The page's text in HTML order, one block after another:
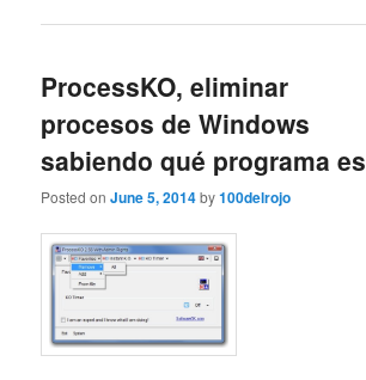
ProcessKO, eliminar
procesos de Windows
sabiendo qué programa es
Posted onJune 5, 2014by100delrojo